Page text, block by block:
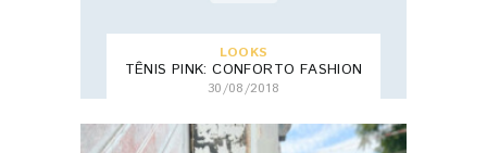
LOOKS
TÊNIS PINK: CONFORTO FASHION
30/08/2018